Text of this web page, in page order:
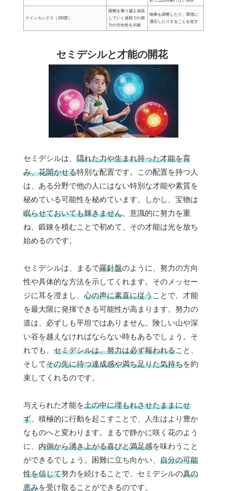
クインカンクス（150度）
困難を乗り越え成長
していく過程での努
力の方向性を示唆
物事を調整したり、環境に
適応したりすることを促す
セミデシルと才能の開花
セミデシルは、 隠れた力や生まれ持った才能を育
み、花開かせる特別な配置です。この配置を持つ人
は、ある分野で他の人にはない特別な才能や素質を
秘めている可能性を秘めています。しかし、宝物は
眠らせておいても輝きません。意識的に努力を重
ね、鍛錬を積むことで初めて、その才能は光を放ち
始めるのです。
セミデシルは、まるで羅針盤のように、努力の方向
性や具体的な方法を示してくれます。そのメッセー
ジに耳を澄まし、 心の声に素直に従うことで、才能
を最大限に発揮できる可能性が高まります。努力の
道は、必ずしも平坦ではありません。険しい山や深
い谷を越えなければならない時もあるでしょう。そ
れでも、 セミデシルは、努力は必ず報われること、
そしてその先に待つ達成感や満ち足りた気持ちを約
束してくれるのです。
与えられた才能を土の中に埋もれさせたままにせ
ず 、積極的に行動を起こすことで、人生はより豊か
なものへと変わります。まるで静かに咲く花のよう
に、 内側から湧き上がる喜びと満足感を味わうこと
ができるでしょう。困難に立ち向かい、 自分の可能
性を信じて努力を続けることで、セミデシルの真の
恵みを受け取ることができるのです。